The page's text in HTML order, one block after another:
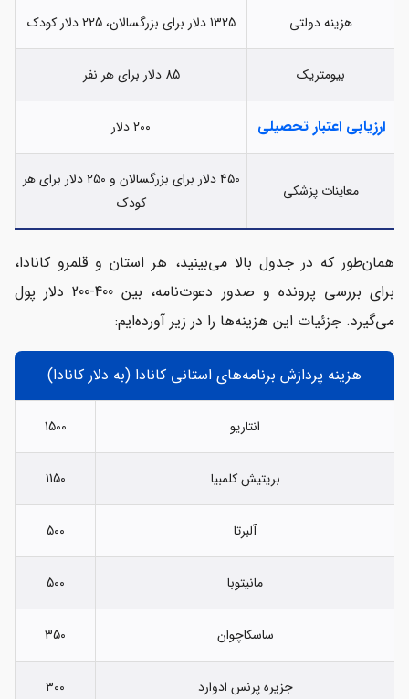
هزینه دولتی 1325 دلار برای بزرگسالان، 225 دلار کودک
بیومتریک 85 دلار برای هر نفر
ارزیابی اعتبار تحصیلی 200 دلار
معاینات پزشکی
450 دلار برای بزرگسالان و 250 دلار برای هر
کودک
همان‌طور که در جدول بالا می‌بینید، هر استان و قلمرو کانادا،
برای بررسی پرونده و صدور دعوت‌نامه، بین 400-200 دلار پول
می‌گیرد. جزئیات این هزینه‌ها را در زیر آورده‌ایم:
هزینه پردازش برنامه‌های استانی کانادا (به دلار کانادا)
انتاریو 1500
بریتیش کلمبیا 1150
آلبرتا 500
مانیتوبا 500
ساسکاچوان 350
جزیره پرنس ادوارد 300